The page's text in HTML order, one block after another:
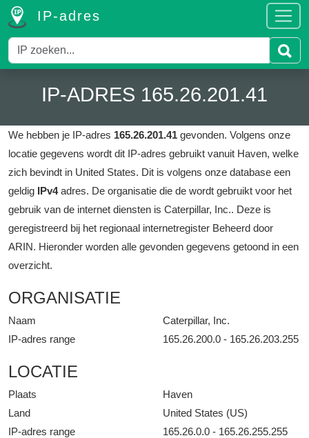
IP-adres
IP-ADRES 165.26.201.41
We hebben je IP-adres 165.26.201.41 gevonden. Volgens onze
locatie gegevens wordt dit IP-adres gebruikt vanuit Haven, welke
zich bevindt in United States. Dit is volgens onze database een
geldig IPv4adres. De organisatie die de wordt gebruikt voor het
gebruik van de internet diensten is Caterpillar, Inc.. Deze is
geregistreerd bij het regionaal internetregister Beheerd door
ARIN. Hieronder worden alle gevonden gegevens getoond in een
overzicht.
ORGANISATIE
Naam
Caterpillar, Inc.
IP-adres range
165.26.200.0 - 165.26.203.255
LOCATIE
Plaats
Haven
Land
United States (US)
IP-adres range
165.26.0.0 - 165.26.255.255